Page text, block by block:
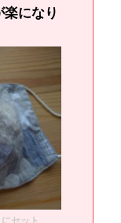
になり